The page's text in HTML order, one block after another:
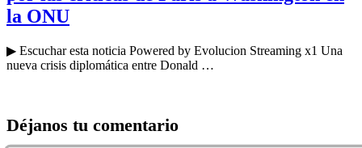
la ONU
▶ Escuchar esta noticia Powered by Evolucion Streaming x1 Una
nueva crisis diplomática entre Donald …
Déjanos tu comentario